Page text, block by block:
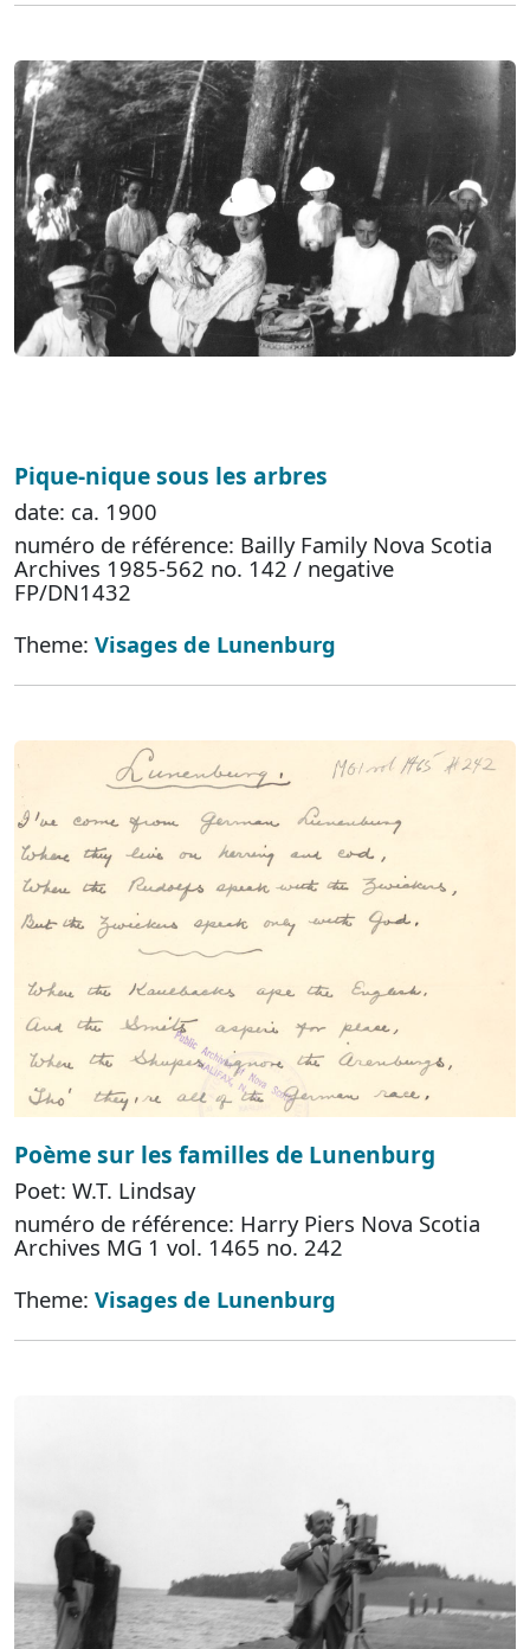
Pique-nique sous les arbres
date: ca. 1900
numéro de référence: Bailly Family Nova Scotia
Archives 1985-562 no. 142 / negative
FP/DN1432
Theme: Visages de Lunenburg
Poème sur les familles de Lunenburg
Poet: W.T. Lindsay
numéro de référence: Harry Piers Nova Scotia
Archives MG 1 vol. 1465 no. 242
Theme: Visages de Lunenburg